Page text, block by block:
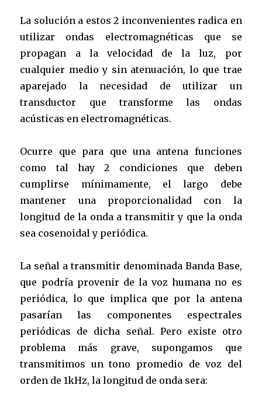
La solución a estos 2 inconvenientes radica en
utilizar ondas electromagnéticas que se
propagan a la velocidad de la luz, por
cualquier medio y sin atenuación, lo que trae
aparejado la necesidad de utilizar un
transductor que transforme las ondas
acústicas en electromagnéticas.
Ocurre que para que una antena funciones
como tal hay 2 condiciones que deben
cumplirse mínimamente, el largo debe
mantener una proporcionalidad con la
longitud de la onda a transmitir y que la onda
sea cosenoidal y periódica.
La señal a transmitir denominada Banda Base,
que podría provenir de la voz humana no es
periódica, lo que implica que por la antena
pasarían las componentes espectrales
periódicas de dicha señal. Pero existe otro
problema más grave, supongamos que
transmitimos un tono promedio de voz del
orden de 1kHz, la longitud de onda sera: